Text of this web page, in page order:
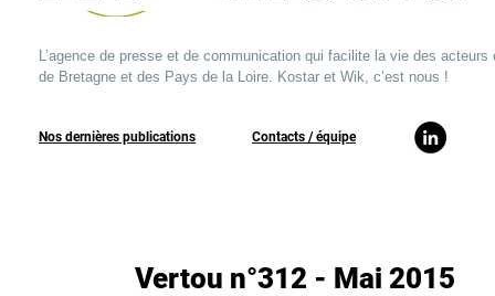
L’agence de presse et de communication qui facilite la vie des acteurs
de Bretagne et des Pays de la Loire. Kostar et Wik, c’est nous !
Nos dernières publications ​Contacts / équipe​
Vertou n°312 - Mai 2015